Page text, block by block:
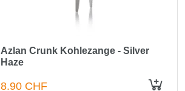
Azlan Crunk Kohlezange - Silver
Haze
8.90 CHF